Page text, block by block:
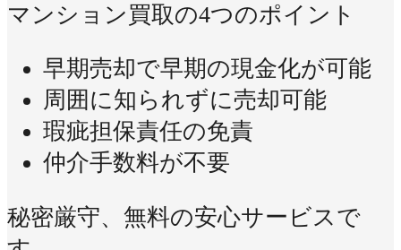
マンション買取の4つのポイント
早期売却で早期の現金化が可能
周囲に知られずに売却可能
瑕疵担保責任の免責
仲介手数料が不要
秘密厳守、無料の安心サービスで